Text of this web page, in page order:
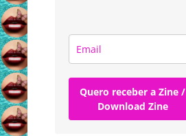
Quero receber a Zine /
Download Zine